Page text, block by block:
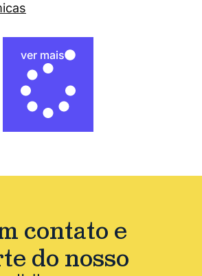
ver mais
contato e
do nosso